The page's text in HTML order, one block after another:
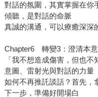
對話的氛圍，其實掌握在你
傾聽，是對話的命脈
真誠的溝通，可以療癒深深
Chapter6 轉變3：澄清本
「我不想造成傷害，但也
意圖、雷射光與對話的力量
如何不再推託談話？首先
下一步，準備好開場白